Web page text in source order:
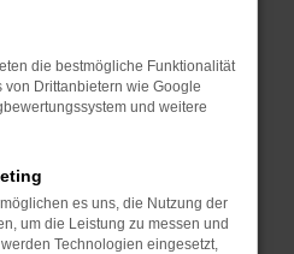
helfen, vorübergehende
dem neuesten Stand
nicht nur ein
die bestmögliche Funktionalität
von Drittanbietern wie Google
und weitere
es uns, die Nutzung der
um die Leistung zu messen und
Technologien eingesetzt,